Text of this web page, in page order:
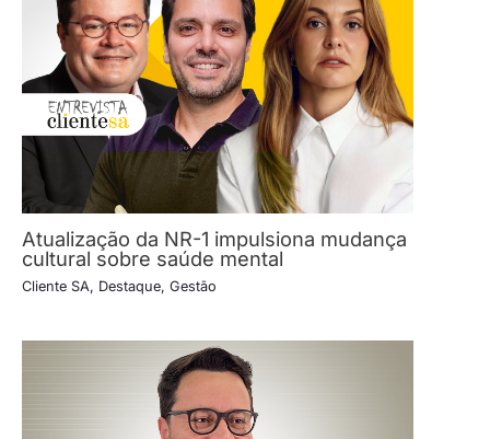
Atualização da NR-1 impulsiona mudança
cultural sobre saúde mental
Cliente SA, Destaque, Gestão